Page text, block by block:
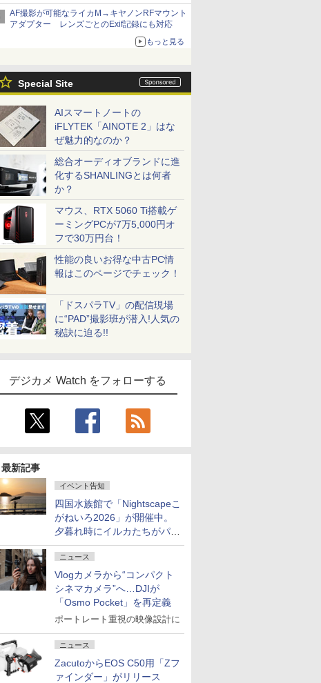
サーズへの期待と可能性
AF撮影が可能なライカM→キヤノンRFマウント
アダプター レンズごとのExif記録にも対応
もっと見る
Special Site
AIスマートノートの
iFLYTEK「AINOTE 2」はな
ぜ魅力的なのか？
総合オーディオブランドに進
化するSHANLINGとは何者
か？
マウス、RTX 5060 Ti搭載ゲ
ーミングPCが7万5,000円オ
フで30万円台！
性能の良いお得な中古PC情
報はこのページでチェック！
「ドスパラTV」の配信現場
に“PAD”撮影班が潜入!人気の
秘訣に迫る!!
デジカメ Watch をフォローする
最新記事
イベント告知
四国水族館で「Nightscapeこ
がねいろ2026」が開催中。
夕暮れ時にイルカたちがパフ
ォーマンスを繰り広げる
ニュース
Vlogカメラから“コンパクト
シネマカメラ”へ…DJIが
「Osmo Pocket」を再定義
ポートレート重視の映像設計に
ニュース
ZacutoからEOS C50用「Zフ
ァインダー」がリリース